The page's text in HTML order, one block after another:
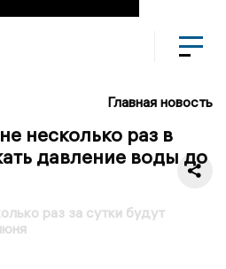
Главная новость
несколько раз в
давление воды до
раз за сутки будут